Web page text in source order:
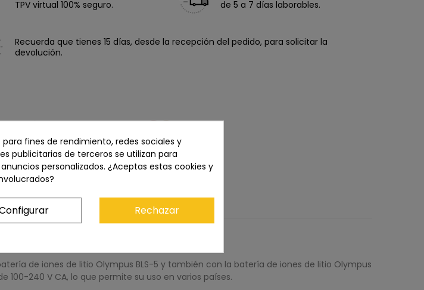
TPV virtual 100% seguro.
de 5 a 7 días laborables.
Recuerda que tienes 15 días, desde la recepción del pedido, para solicitar la
devolución.
del producto
de iones de litio Olympus BLS-5 y también con la batería de iones de litio Olympus
100-240 V CA, lo que permite su uso en varios países.
fines de rendimiento, redes sociales y
publicitarias de terceros se utilizan para
personalizados. ¿Aceptas estas cookies y
Rechazar